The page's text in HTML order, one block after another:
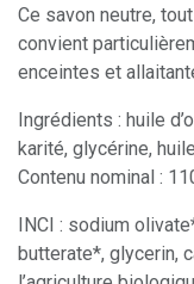
Ce savon neutre,
convient
enceintes et
Ingrédients : huile
karité, glycérine,
Contenu nominal :
INCI : sodium
butterate*, glycerin,